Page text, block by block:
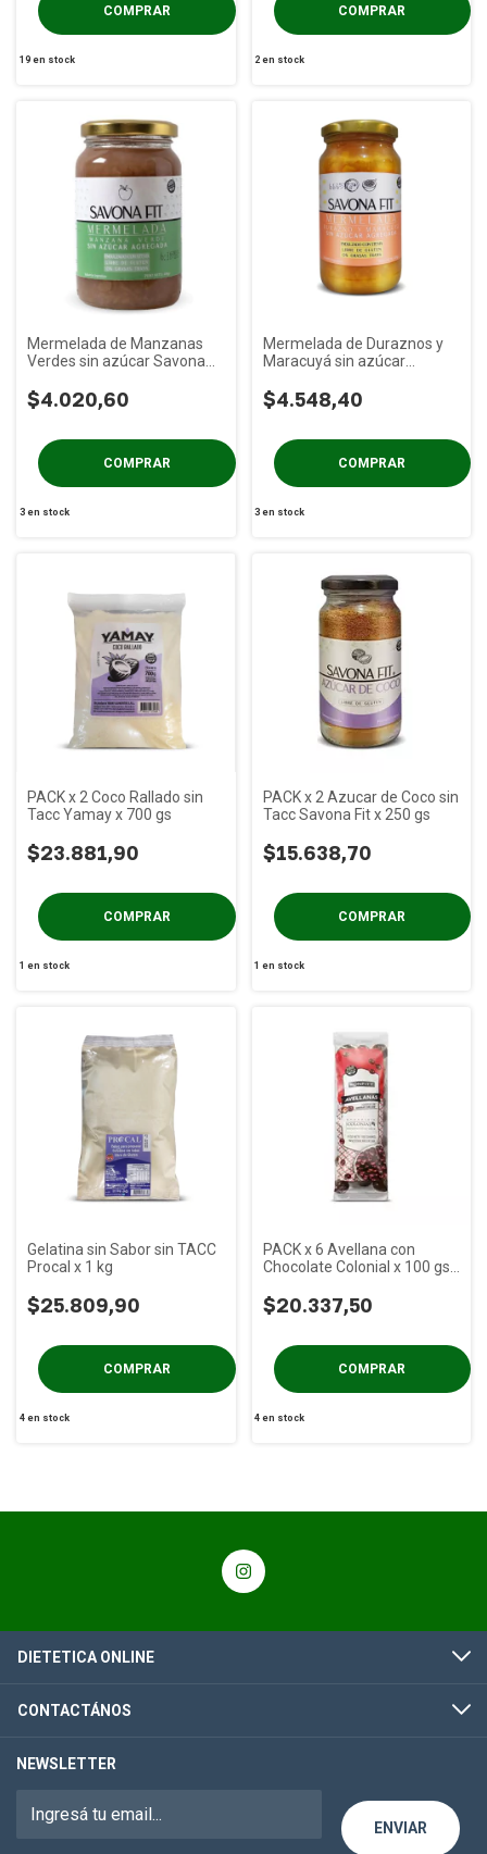
19en stock 2 en stock
Mermelada de Manzanas
Verdes sin azúcar Savona
$4.020,60
3en stock
Mermelada de Duraznos y
Maracuyá sin azúcar
$4.548,40
3 en stock
PACK x 2 Coco Rallado sin
Tacc Yamay x 700 gs
$23.881,90
1 en stock
PACK x 2 Azucar de Coco sin
Tacc Savona Fit x 250 gs
$15.638,70
1 en stock
Gelatina sin Sabor sin TACC
Procal x 1 kg
$25.809,90
4en stock
PACK x 6 Avellana con
Chocolate Colonial x 100 gs
$20.337,50
4 en stock
DIETETICA ONLINE
CONTACTÁNOS
NEWSLETTER